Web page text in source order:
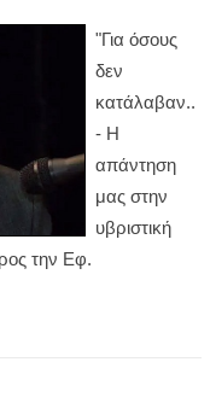
"Για όσους
δεν
κατάλαβαν..
- Η
απάντηση
μας στην
υβριστική
την Εφ.